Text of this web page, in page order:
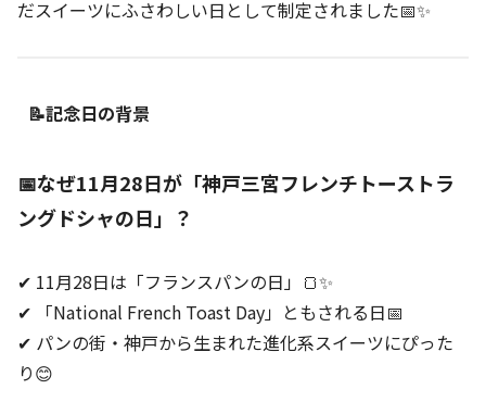
だスイーツにふさわしい日として制定されました📅✨
📝記念日の背景
📅なぜ11月28日が「神戸三宮フレンチトーストラ
ングドシャの日」？
✔ 11月28日は「フランスパンの日」🍞✨
✔ 「National French Toast Day」ともされる日📅
✔ パンの街・神戸から生まれた進化系スイーツにぴった
り😊